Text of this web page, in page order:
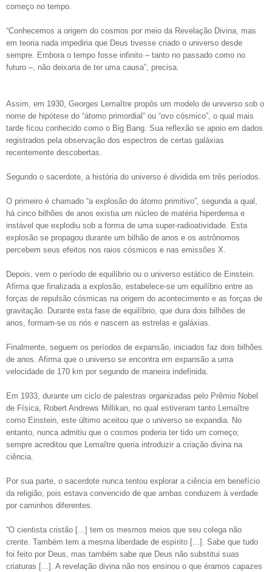
começo no tempo.
“Conhecemos a origem do cosmos por meio da Revelação Divina, mas
em teoria nada impediria que Deus tivesse criado o universo desde
sempre. Embora o tempo fosse infinito – tanto no passado como no
futuro –, não deixaria de ter uma causa”, precisa.
Assim, em 1930, Georges Lemaître propôs um modelo de universo sob o
nome de hipótese do “átomo primordial” ou “ovo cósmico”, o qual mais
tarde ficou conhecido como o Big Bang. Sua reflexão se apoio em dados
registrados pela observação dos espectros de certas galáxias
recentemente descobertas.
Segundo o sacerdote, a história do universo é dividida em três períodos.
O primeiro é chamado “a explosão do átomo primitivo”, segunda a qual,
há cinco bilhões de anos existia um núcleo de matéria hiperdensa e
instável que explodiu sob a forma de uma super-radioatividade. Esta
explosão se propagou durante um bilhão de anos e os astrônomos
percebem seus efeitos nos raios cósmicos e nas emissões X.
Depois, vem o período de equilíbrio ou o universo estático de Einstein.
Afirma que finalizada a explosão, estabelece-se um equilíbrio entre as
forças de repulsão cósmicas na origem do acontecimento e as forças de
gravitação. Durante esta fase de equilíbrio, que dura dois bilhões de
anos, formam-se os nós e nascem as estrelas e galáxias.
Finalmente, seguem os períodos de expansão, iniciados faz dois bilhões
de anos. Afirma que o universo se encontra em expansão a uma
velocidade de 170 km por segundo de maneira indefinida.
Em 1933, durante um ciclo de palestras organizadas pelo Prêmio Nobel
de Física, Robert Andrews Millikan, no qual estiveram tanto Lemaître
como Einstein, este último aceitou que o universo se expandia. No
entanto, nunca admitiu que o cosmos poderia ter tido um começo;
sempre acreditou que Lemaître queria introduzir a criação divina na
ciência.
Por sua parte, o sacerdote nunca tentou explorar a ciência em benefício
da religião, pois estava convencido de que ambas conduzem à verdade
por caminhos diferentes.
“O cientista cristão [...] tem os mesmos meios que seu colega não
crente. Também tem a mesma liberdade de espírito [...]. Sabe que tudo
foi feito por Deus, mas também sabe que Deus não substitui suas
criaturas [...]. A revelação divina não nos ensinou o que éramos capazes